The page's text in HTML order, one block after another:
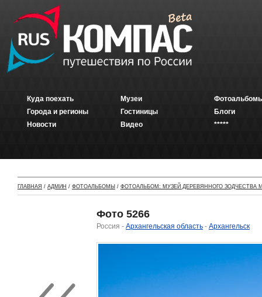
Куда поехать
Города и регионы
Новости
Музеи
Гостиницы
Видео
Блоги
*****
ГЛАВНАЯ / АДМИН / ФОТОАЛЬБОМЫ / ФОТОАЛЬБОМ: МУЗЕЙ ДЕРЕВЯННОГО ЗОДЧЕСТВА
Фото 5266
Россия - Архангельская область - Архангельск